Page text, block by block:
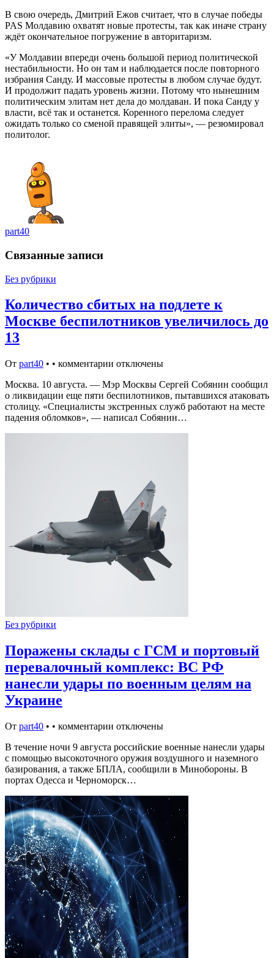
В свою очередь, Дмитрий Ежов считает, что в случае победы
PAS Молдавию охватят новые протесты, так как иначе страну
ждёт окончательное погружение в авторитаризм.
«У Молдавии впереди очень большой период политической
нестабильности. Но он там и наблюдается после повторного
избрания Санду. И массовые протесты в любом случае будут.
И продолжит падать уровень жизни. Потому что нынешним
политическим элитам нет дела до молдаван. И пока Санду у
власти, всё так и останется. Коренного перелома следует
ожидать только со сменой правящей элиты», — резюмировал
политолог.
part40
Связанные записи
Без рубрики
Количество сбитых на подлете к
Москве беспилотников увеличилось до
13
От part40 • • комментарии отключены
Москва. 10 августа. — Мэр Москвы Сергей Собянин сообщил
о ликвидации еще пяти беспилотников, пытавшихся атаковать
столицу. «Специалисты экстренных служб работают на месте
падения обломков», — написал Собянин…
Без рубрики
Поражены склады с ГСМ и портовый
перевалочный комплекс: ВС РФ
нанесли удары по военным целям на
Украине
От part40 • • комментарии отключены
В течение ночи 9 августа российские военные нанесли удары
с помощью высокоточного оружия воздушного и наземного
базирования, а также БПЛА, сообщили в Минобороны. В
портах Одесса и Черноморск…